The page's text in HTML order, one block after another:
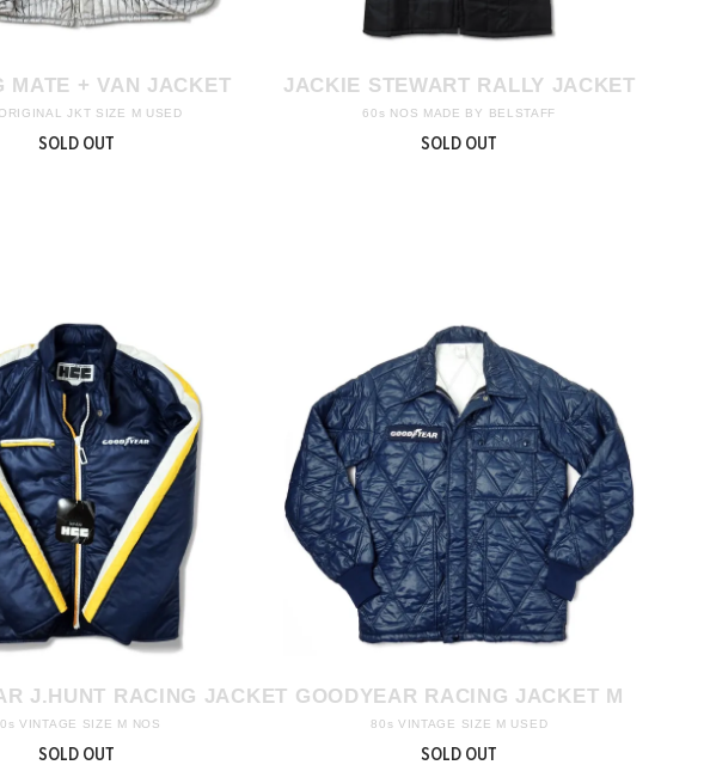
MATE + VAN JACKET
JKT SIZE M USED
SOLD OUT
JACKIE STEWART RALLY JACKET
60s NOS MADE BY BELSTAFF
SOLD OUT
J.HUNT RACING JACKET
VINTAGE SIZE M NOS
SOLD OUT
GOODYEAR RACING JACKET M
80s VINTAGE SIZE M USED
SOLD OUT